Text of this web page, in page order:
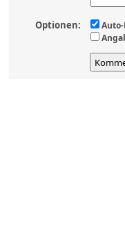
Optionen: Auto-